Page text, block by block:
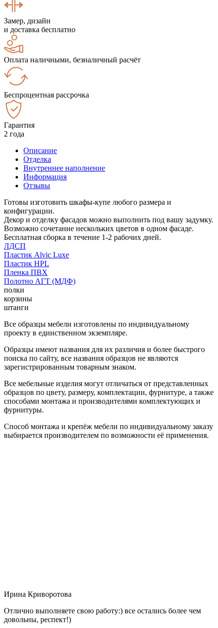
Замер, дизайн
и доставка бесплатно
Оплата наличными, безналичный расчёт
Беспроцентная рассрочка
Гарантия
2 года
Описание
Отделка
Внутреннее наполнение
Информация
Отзывы
Готовы изготовить шкафы-купе любого размера и
конфигурации.
Декор и отделку фасадов можно выполнить под вашу задумку.
Возможно сочетание нескольких цветов в одном фасаде.
Бесплатная сборка в течение 1-2 рабочих дней.
ЛДСП
Пластик Alvic Luxe
Пластик HPL
Пленка ПВХ
Полотно АГТ (МДФ)
полки
корзины
штанги
Все образцы мебели изготовлены по индивидуальному
проекту в единственном экземпляре.
Образцы имеют названия для их различия и более быстрого
поиска по сайту, все названия образцов не являются
зарегистрированным товарным знаком.
Все мебельные изделия могут отличаться от представленных
образцов по цвету, размеру, комплектации, фурнитуре, а также
способами монтажа и производителями комплектующих и
фурнитуры.
Способ монтажа и крепёж мебели по индивидуальному заказу
выбирается производителем по возможности её применения.
Ирина Криворотова
Отлично выполняете свою работу:) все остались более чем
довольны, респект!)